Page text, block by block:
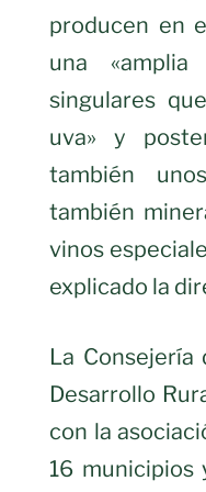
producen en
una
singulares
uva» y
también
también
vinos
explicado la
La
Desarrollo
con la
16 municipios